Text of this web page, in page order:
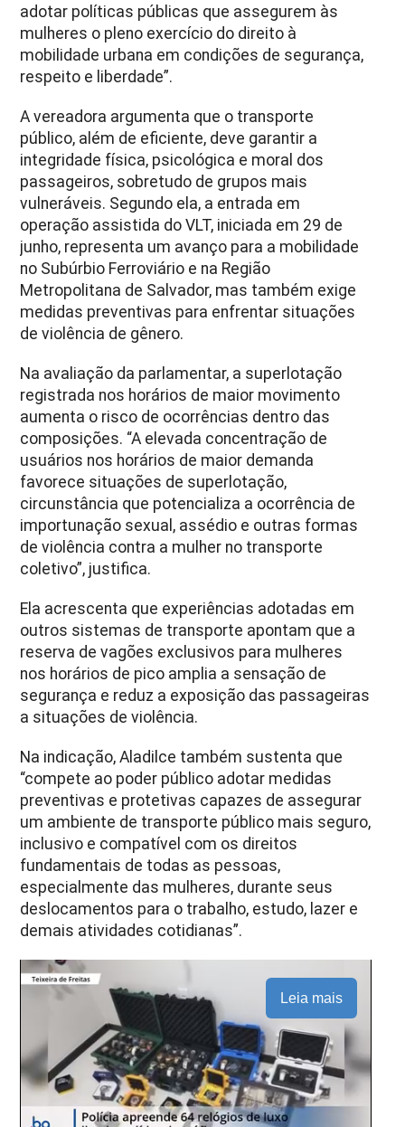
adotar políticas públicas que assegurem às
mulheres o pleno exercício do direito à
mobilidade urbana em condições de segurança,
respeito e liberdade”.
A vereadora argumenta que o transporte
público, além de eficiente, deve garantir a
integridade física, psicológica e moral dos
passageiros, sobretudo de grupos mais
vulneráveis. Segundo ela, a entrada em
operação assistida do VLT, iniciada em 29 de
junho, representa um avanço para a mobilidade
no Subúrbio Ferroviário e na Região
Metropolitana de Salvador, mas também exige
medidas preventivas para enfrentar situações
de violência de gênero.
Na avaliação da parlamentar, a superlotação
registrada nos horários de maior movimento
aumenta o risco de ocorrências dentro das
composições. “A elevada concentração de
usuários nos horários de maior demanda
favorece situações de superlotação,
circunstância que potencializa a ocorrência de
importunação sexual, assédio e outras formas
de violência contra a mulher no transporte
coletivo”, justifica.
Ela acrescenta que experiências adotadas em
outros sistemas de transporte apontam que a
reserva de vagões exclusivos para mulheres
nos horários de pico amplia a sensação de
segurança e reduz a exposição das passageiras
a situações de violência.
Na indicação, Aladilce também sustenta que
“compete ao poder público adotar medidas
preventivas e protetivas capazes de assegurar
um ambiente de transporte público mais seguro,
inclusivo e compatível com os direitos
fundamentais de todas as pessoas,
especialmente das mulheres, durante seus
deslocamentos para o trabalho, estudo, lazer e
demais atividades cotidianas”.
Leia mais